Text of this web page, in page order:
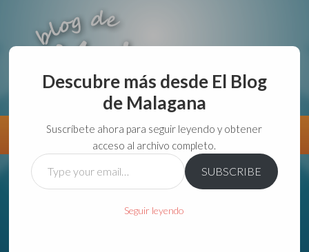
aunque lo haga de malas lo hago....
Información Directorio VivirGuadalajara
Descubre más desde El Blog
de Malagana
Suscríbete ahora para seguir leyendo y obtener
acceso al archivo completo.
Type
your
SUBSCRIBE
Seguir leyendo